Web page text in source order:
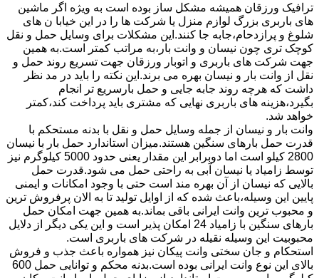
ترافیک ورزقان همیشه مشکل ساز بوده است به ویژه اگر ماشین
های باربری بزرگ لوازم منزل یا شرکت ها را در این خیابا ن های
شلوغ و پرازدحام،جابه جا کنند.این مشکلات برای وسایل حمل و نقل
کوچک تری چون نیسان و وانت بار،به مراتب کمتر است.به همین
جهت شرکت های باربری و اتوبار ورزقان جهت تسریع روند حمل و
نقل از وانت بار و نیسان بهره می برند.این نکته را باید در مد نظر
داشت که هرچه روند جابه جایی و حمل بارسریع تر انجام
بگیرد،هزینه های باربری نهایی که مشتری باید پرداخت کند،کمتر
خواهد شد.
وانت بار و نیسان از جمله وسایل حمل و نقل با بدنه مستحکم با
قدرت حمل بارهای سنگین هستند.میزان استاندارد حمل بار با نیسان
2800 کیلو است اما دوبرابر این مقدار یعنی حدود 5000 کیلوگرم نیز
توسط زامیاد یا نیسان آبی به راحتی حمل می شود.قدرت حمل
بالایی که نیسان از آن بهره مند است حتی با وجود امکانات و ایمنی
پایین این وسیله،باعث شده که از اوایل تولید تا به الان پرفروش ترین
و محبوب ترین وانت ایرانی باقی بماند.به همین جهت امکان حمل
بارهای سنگین با زامیاد 24 امکان پذیر است و این یکی دیگر از دلایل
محبوبیت این وسیله نقیله در شرکت های باربری است.
استحکام و جان سختی وانت پیکان نیز همواره باعث جذب و فروش
بالای این نوع وانت ایرانی بوده است.بدنه محکم و توانایی حمل 600